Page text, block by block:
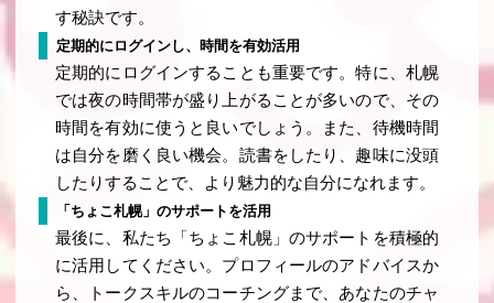
す秘訣です。
定期的にログインし、時間を有効活用
定期的にログインすることも重要です。特に、札幌
では夜の時間帯が盛り上がることが多いので、その
時間を有効に使うと良いでしょう。また、待機時間
は自分を磨く良い機会。読書をしたり、趣味に没頭
したりすることで、より魅力的な自分になれます。
「ちょこ札幌」のサポートを活用
最後に、私たち「ちょこ札幌」のサポートを積極的
に活用してください。プロフィールのアドバイスか
ら、トークスキルのコーチングまで、あなたのチャ